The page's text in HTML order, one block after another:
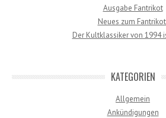
Ausgabe Fantrikot
Neues zum
Der Kultklassiker von 1994
KATEGORIEN
Allgemein
Ankündigungen